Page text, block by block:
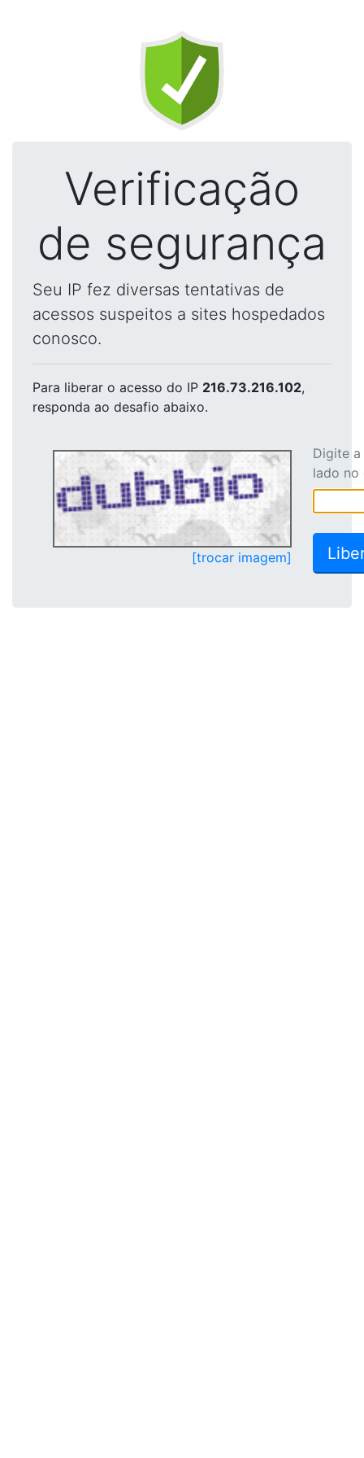
Verificação
de segurança
Seu IP fez diversas tentativas de
acessos suspeitos a sites hospedados
conosco.
Para liberar o acesso do IP 216.73.216.102,
responda ao desafio abaixo.
[trocar imagem]
Digite
lado no